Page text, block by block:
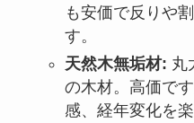
も安価で反りや
す。
天然木無垢材: 丸
の木材。高価で
感、経年変化を